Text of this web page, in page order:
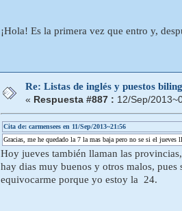
¡Hola! Es la primera vez que entro y,
Re: Listas de inglés y puestos
« Respuesta #887 : 12/Sep/
Cita de: carmensees en 11/Sep/2013~21:56
Gracias, me he quedado la 7 la mas baja pero no se si el
Hoy jueves también llaman las
hay dias muy buenos y otros malos,
equivocarme porque yo estoy la 24.